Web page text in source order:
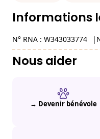
Informations
N° RNA : W343033774
Nous aider
→ Devenir bénévole